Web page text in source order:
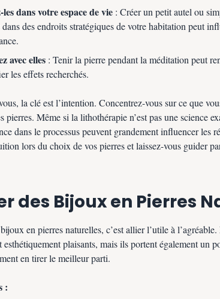
les dans votre espace de vie : Créer un petit autel ou
dans des endroits stratégiques de votre habitation peut
avec elles : Tenir la pierre pendant la méditation peut
les effets recherchés.
la clé est l’intention. Concentrez-vous sur ce que
pierres. Même si la lithothérapie n’est pas une science
dans le processus peuvent grandement influencer les
lors du choix de vos pierres et laissez-vous guider
des Bijoux en Pierres
en pierres naturelles, c’est allier l’utile à
plaisants, mais ils portent également un
en tirer le meilleur parti.
: